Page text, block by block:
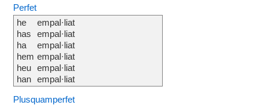
Perfet
he
has
ha
hem
heu
han
empal·liat
empal·liat
empal·liat
empal·liat
empal·liat
empal·liat
Plusquamperfet